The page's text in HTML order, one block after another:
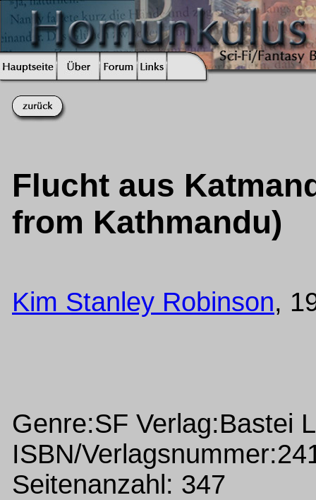
Flucht aus
from Kathmandu)
Kim Stanley Robinson,
Genre:SF Verlag:Bastei
ISBN/
Seitenanzahl: 347